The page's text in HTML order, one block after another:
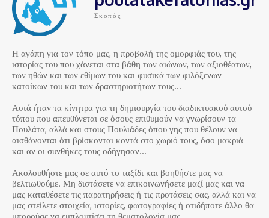
Σκοπός
Η αγάπη για τον τόπο μας, η προβολή της ομορφιάς του, της
ιστορίας του που χάνεται στα βάθη των αιώνων, των αξιοθέατων,
των ηθών και των εθίμων του και φυσικά των φιλόξενων
κατοίκων του και των δραστηριοτήτων τους…
Αυτά ήταν τα κίνητρα για τη δημιουργία του διαδικτυακού αυτού
τόπου που απευθύνεται σε όσους επιθυμούν να γνωρίσουν τα
Πουλάτα, αλλά και στους Πουλιάδες όπου γης που θέλουν να
αισθάνονται ότι βρίσκονται κοντά στο χωριό τους, όσο μακριά
και αν οι συνθήκες τους οδήγησαν…
Ακολουθήστε μας σε αυτό το ταξίδι και βοηθήστε μας να
βελτιωθούμε. Μη διστάσετε να επικοινωνήσετε μαζί μας και να
μας καταθέσετε τις παρατηρήσεις ή τις προτάσεις σας, αλλά και να
μας στείλετε στοιχεία, ιστορίες, φωτογραφίες ή οτιδήποτε άλλο θα
μπορούσε να εμπλουτίσει τη θεματολογία μας…